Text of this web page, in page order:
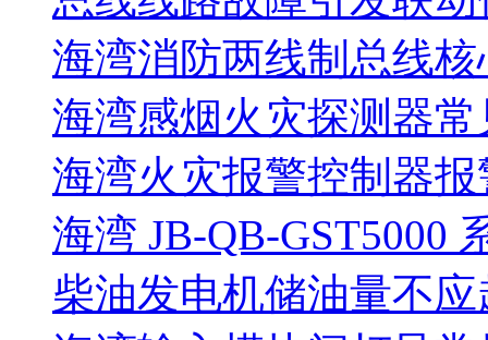
海湾消防两线制总线
海湾感烟火灾探测器
海湾火灾报警控制器报
海湾 JB-QB-GST5000
柴油发电机储油量不应